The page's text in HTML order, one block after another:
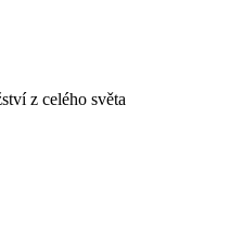
z celého světa